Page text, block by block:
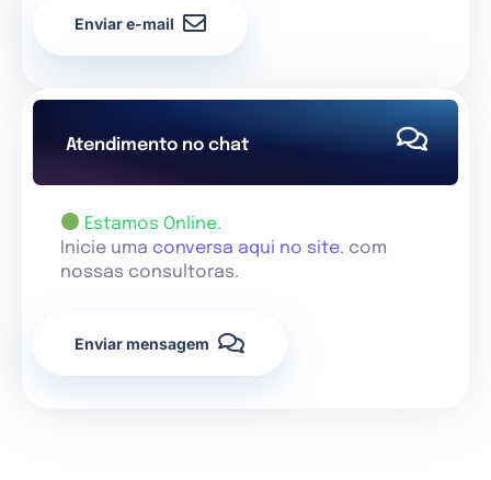
Enviar e-mail
Atendimento no chat
Estamos Online.
Inicie uma conversa aqui no site. com
nossas consultoras.
Enviar mensagem